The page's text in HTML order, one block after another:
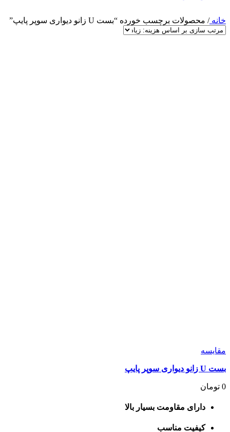
خانه/ محصولات برچسب خورده “بست U زانو دیواری سوپر پایپ”
مقايسه
بست U زانو دیواری سوپر پایپ
0 تومان
دارای مقاومت بسیار بالا
کیفیت مناسب